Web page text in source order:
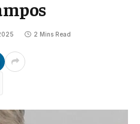
2 Mins Read